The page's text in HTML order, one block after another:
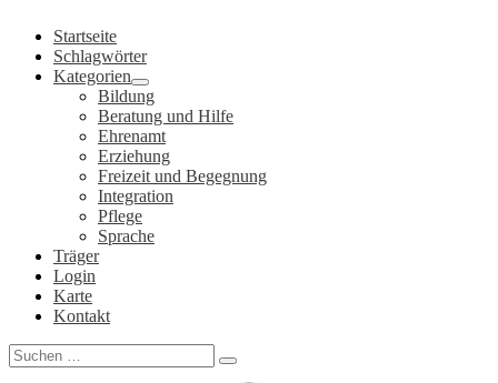
Inhalt
springen
Startseite
Schlagwörter
Kategorien
Bildung
Beratung und Hilfe
Ehrenamt
Erziehung
Freizeit und Begegnung
Integration
Pflege
Sprache
Träger
Login
Karte
Kontakt
Search
for: